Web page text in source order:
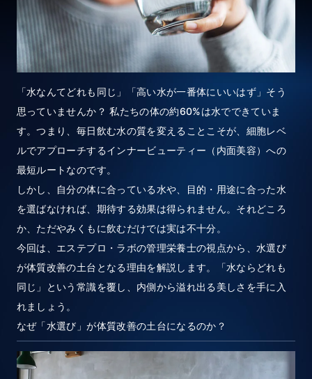
「水なんてどれも同じ」「高い水が一番体にいいはず」そう
思っていませんか？ 私たちの体の約60%は水でできていま
す。つまり、毎日飲む水の質を変えることこそが、細胞レベ
ルでアプローチするインナービューティー（内面美容）への
最短ルートなのです。
しかし、自分の体に合っている水や、目的・用途に合った水
を選ばなければ、期待する効果は得られません。それどころ
か、ただやみくもに飲むだけでは実は不十分。
今回は、エステプロ・ラボの管理栄養士の視点から、水選び
が体質改善の土台となる理由を解説します。「水ならどれも
同じ」という常識を覆し、内側から溢れ出る美しさを手に入
れましょう。
なぜ「水選び」が体質改善の土台になるのか？